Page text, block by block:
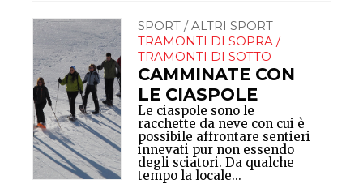
SPORT / ALTRI SPORT
TRAMONTI DI SOPRA /
TRAMONTI DI SOTTO
CAMMINATE CON
LE CIASPOLE
Le ciaspole sono le
racchette da neve con cui è
possibile affrontare sentieri
innevati pur non essendo
degli sciatori. Da qualche
tempo la locale...